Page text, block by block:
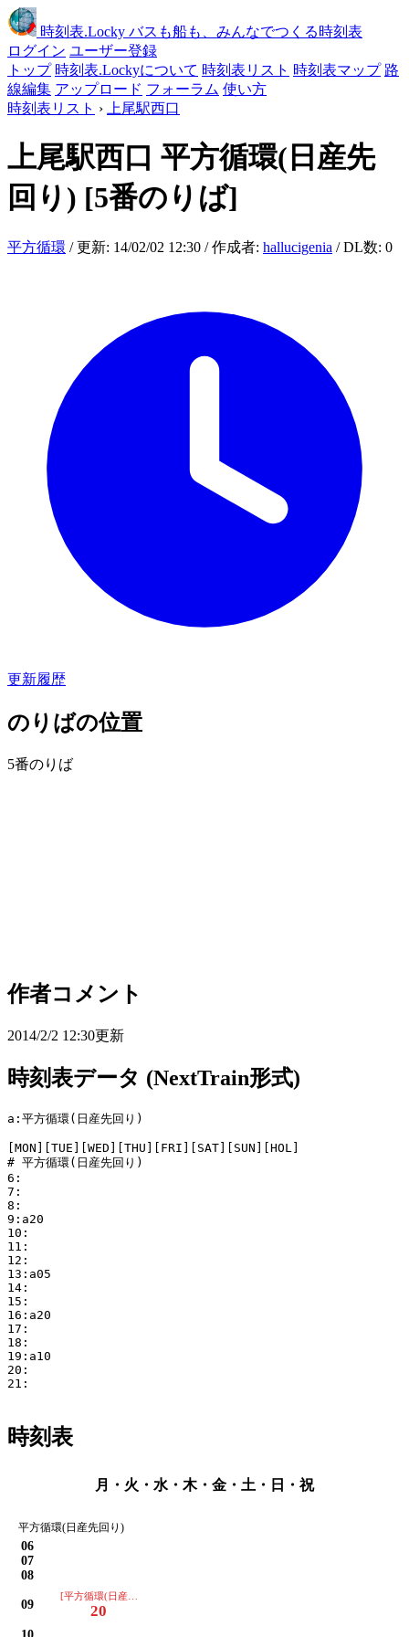
時刻表.Locky バスも船も、みんなでつくる時刻表
ログイン ユーザー登録
トップ 時刻表.Lockyについて 時刻表リスト 時刻表マップ 路
線編集 アップロード フォーラム 使い方
時刻表リスト › 上尾駅西口
上尾駅西口 平方循環(日産先
回り) [5番のりば]
平方循環 / 更新: 14/02/02 12:30 / 作成者: hallucigenia / DL数: 0
更新履歴
のりばの位置
5番のりば
作者コメント
2014/2/2 12:30更新
時刻表データ (NextTrain形式)
a:平方循環(日産先回り)
[MON][TUE][WED][THU][FRI][SAT][SUN][HOL]
# 平方循環(日産先回り)
6:
7:
8:
9:a20
10:
11:
12:
13:a05
14:
15:
16:a20
17:
18:
19:a10
20:
21:
時刻表
月・火・水・木・金・土・日・祝
平方循環(日産先回り)
06
07
08
09
[平方循環(日産先回り)]
20